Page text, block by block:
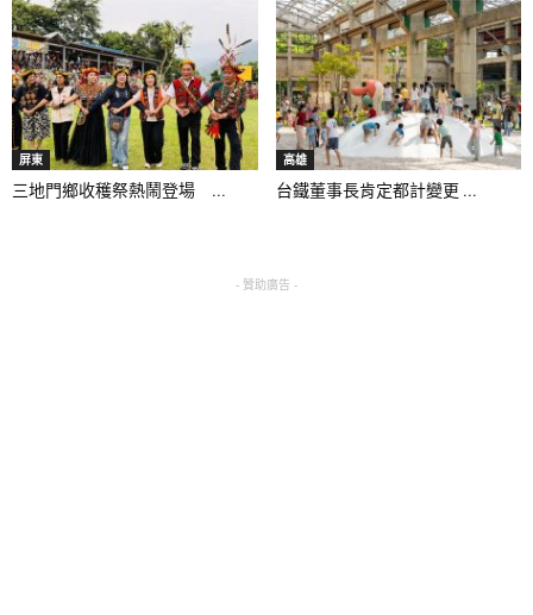
屏東
三地門鄉收穫祭熱鬧登場 ...
高雄
台鐵董事長肯定都計變更 ...
- 贊助廣告 -